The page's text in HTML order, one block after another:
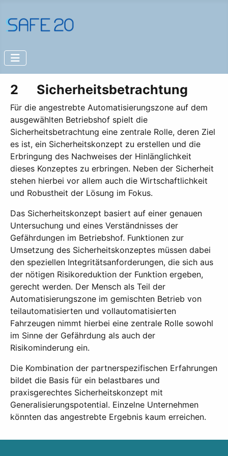
2 Sicherheitsbetrachtung
Für die angestrebte Automatisierungszone auf dem
ausgewählten Betriebshof spielt die
Sicherheitsbetrachtung eine zentrale Rolle, deren Ziel
es ist, ein Sicherheitskonzept zu erstellen und die
Erbringung des Nachweises der Hinlänglichkeit
dieses Konzeptes zu erbringen. Neben der Sicherheit
stehen hierbei vor allem auch die Wirtschaftlichkeit
und Robustheit der Lösung im Fokus.
Das Sicherheitskonzept basiert auf einer genauen
Untersuchung und eines Verständnisses der
Gefährdungen im Betriebshof. Funktionen zur
Umsetzung des Sicherheitskonzeptes müssen dabei
den speziellen Integritätsanforderungen, die sich aus
der nötigen Risikoreduktion der Funktion ergeben,
gerecht werden. Der Mensch als Teil der
Automatisierungszone im gemischten Betrieb von
teilautomatisierten und vollautomatisierten
Fahrzeugen nimmt hierbei eine zentrale Rolle sowohl
im Sinne der Gefährdung als auch der
Risikominderung ein.
Die Kombination der partnerspezifischen Erfahrungen
bildet die Basis für ein belastbares und
praxisgerechtes Sicherheitskonzept mit
Generalisierungspotential. Einzelne Unternehmen
könnten das angestrebte Ergebnis kaum erreichen.